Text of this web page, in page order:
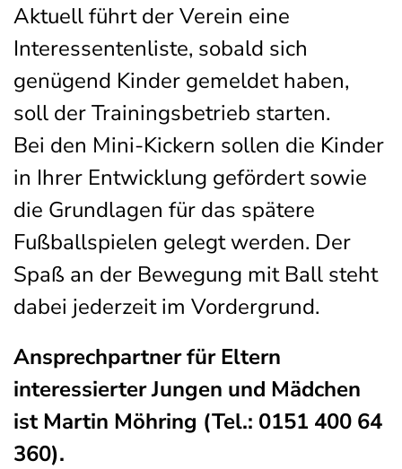
Aktuell führt der Verein eine
Interessentenliste, sobald sich
genügend Kinder gemeldet haben,
soll der Trainingsbetrieb starten.
Bei den Mini-Kickern sollen die Kinder
in Ihrer Entwicklung gefördert sowie
die Grundlagen für das spätere
Fußballspielen gelegt werden. Der
Spaß an der Bewegung mit Ball steht
dabei jederzeit im Vordergrund.
Ansprechpartner für Eltern
interessierter Jungen und Mädchen
ist Martin Möhring (Tel.: 0151 400 64
360).